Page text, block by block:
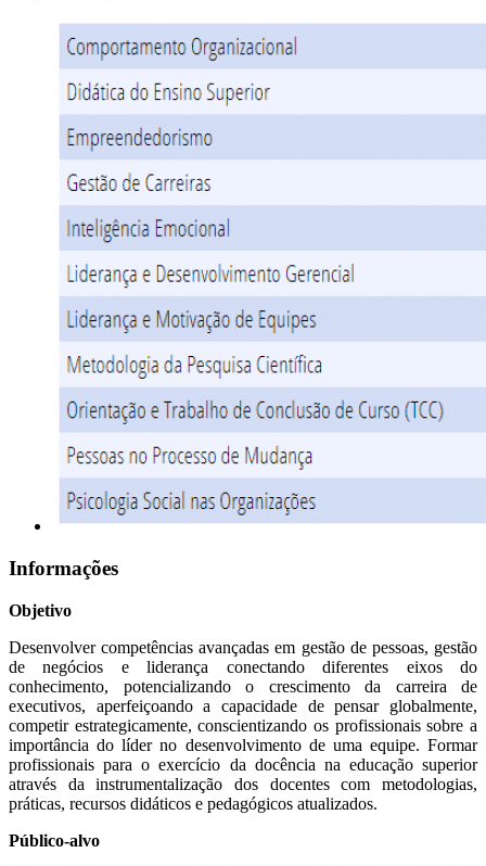
Informações
Objetivo
Desenvolver competências avançadas em gestão de pessoas, gestão
de negócios e liderança conectando diferentes eixos do
conhecimento, potencializando o crescimento da carreira de
executivos, aperfeiçoando a capacidade de pensar globalmente,
competir estrategicamente, conscientizando os profissionais sobre a
importância do líder no desenvolvimento de uma equipe. Formar
profissionais para o exercício da docência na educação superior
através da instrumentalização dos docentes com metodologias,
práticas, recursos didáticos e pedagógicos atualizados.
Público-alvo